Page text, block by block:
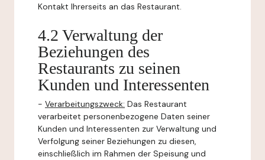
Kontakt Ihrerseits an das Restaurant.
4.2 Verwaltung der
Beziehungen des
Restaurants zu seinen
Kunden und Interessenten
- Verarbeitungszweck: Das Restaurant
verarbeitet personenbezogene Daten seiner
Kunden und Interessenten zur Verwaltung und
Verfolgung seiner Beziehungen zu diesen,
einschließlich im Rahmen der Speisung und